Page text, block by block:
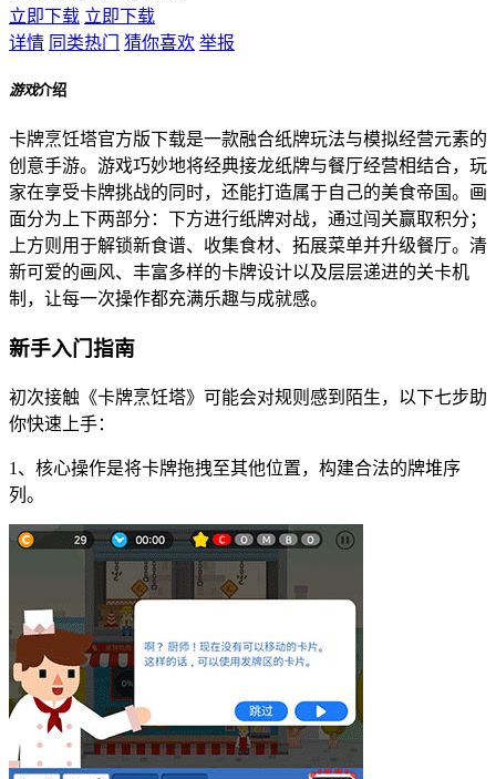
立即下载 立即下载
详情 同类热门 猜你喜欢 举报
游戏介绍
卡牌烹饪塔官方版下载是一款融合纸牌玩法与模拟经营元素的
创意手游。游戏巧妙地将经典接龙纸牌与餐厅经营相结合，玩
家在享受卡牌挑战的同时，还能打造属于自己的美食帝国。画
面分为上下两部分：下方进行纸牌对战，通过闯关赢取积分；
上方则用于解锁新食谱、收集食材、拓展菜单并升级餐厅。清
新可爱的画风、丰富多样的卡牌设计以及层层递进的关卡机
制，让每一次操作都充满乐趣与成就感。
新手入门指南
初次接触《卡牌烹饪塔》可能会对规则感到陌生，以下七步助
你快速上手：
1、核心操作是将卡牌拖拽至其他位置，构建合法的牌堆序
列。